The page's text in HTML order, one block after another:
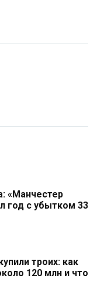
«Манчестер
год с убытком 33
троих: как
120 млн и что